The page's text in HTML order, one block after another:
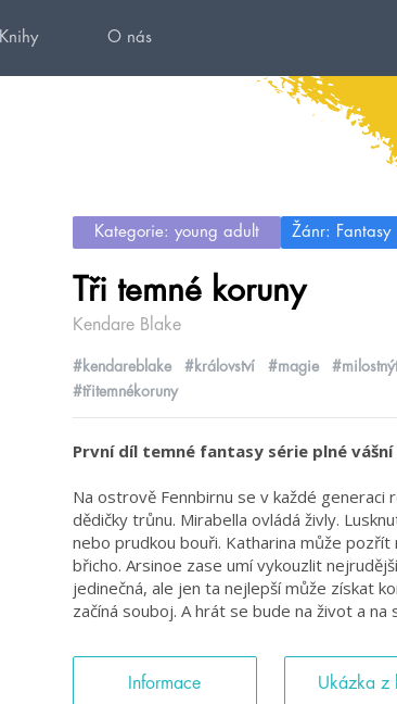
Knihy O nás
Kategorie: young adult Žánr: Fantasy
Tři temné koruny
Kendare Blake
#kendareblake #království #magie
#třitemnékoruny
První díl temné fantasy série plné
Na ostrově Fennbirnu se v každé
dědičky trůnu. Mirabella ovládá živly.
nebo prudkou bouři. Katharina může
břicho. Arsinoe zase umí vykouzlit
jedinečná, ale jen ta nejlepší může získat
začíná souboj. A hrát se bude na život a na
Informace Ukázka z